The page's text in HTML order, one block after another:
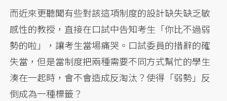
而近來更聽聞有些對該這項制度的設計缺失缺乏敏
感性的教授，直接在口試中告知考生「你比不過弱
勢的啦」，讓考生當場痛哭。口試委員的措辭的確
失當，但是當制度把兩種需要不同方式幫忙的學生
湊在一起時，會不會造成反淘汰？使得「弱勢」反
倒成為一種標籤？